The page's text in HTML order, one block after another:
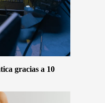
gracias a 10